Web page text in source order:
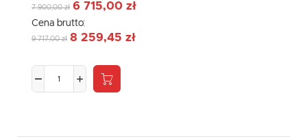
7 900,00 zł 6 715,00 zł
Cena brutto:
9 717,00 zł 8 259,45 zł